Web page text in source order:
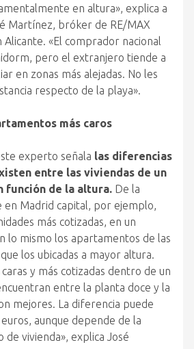
en altura», explica a
Martínez, bróker de RE/MAX
Alicante. «El comprador nacional
pero el extranjero tiende a
en zonas más alejadas. No les
respecto de la playa».
más caros
experto señala las diferencias
entre las viviendas de un
función de la altura. De la
en Madrid capital, por ejemplo,
más cotizadas, en un
lo mismo los apartamentos de las
los ubicadas a mayor altura.
caras y más cotizadas dentro de un
entre la planta doce y la
mejores. La diferencia puede
aunque depende de la
vivienda», explica José